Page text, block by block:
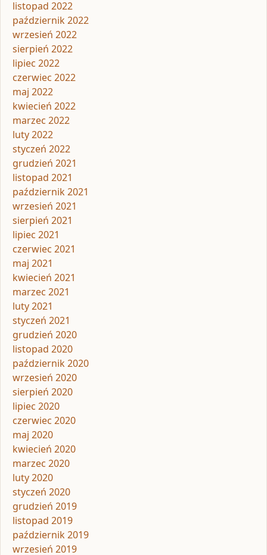
listopad 2022
październik 2022
wrzesień 2022
sierpień 2022
lipiec 2022
czerwiec 2022
maj 2022
kwiecień 2022
marzec 2022
luty 2022
styczeń 2022
grudzień 2021
listopad 2021
październik 2021
wrzesień 2021
sierpień 2021
lipiec 2021
czerwiec 2021
maj 2021
kwiecień 2021
marzec 2021
luty 2021
styczeń 2021
grudzień 2020
listopad 2020
październik 2020
wrzesień 2020
sierpień 2020
lipiec 2020
czerwiec 2020
maj 2020
kwiecień 2020
marzec 2020
luty 2020
styczeń 2020
grudzień 2019
listopad 2019
październik 2019
wrzesień 2019